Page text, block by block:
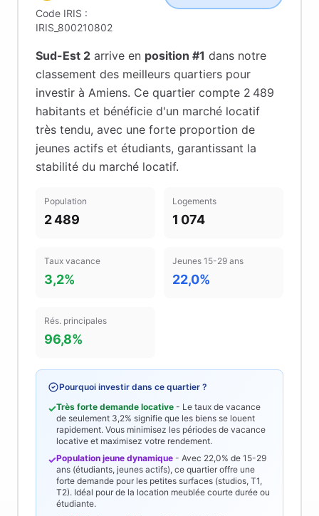
Code IRIS :
IRIS_800210802
Sud-Est 2 arrive en position #1 dans notre
classement des meilleurs quartiers pour
investir à Amiens. Ce quartier compte 2 489
habitants et bénéficie d'un marché locatif
très tendu, avec une forte proportion de
jeunes actifs et étudiants, garantissant la
stabilité du marché locatif.
Population
2 489
Logements
1 074
Taux vacance
3,2%
Jeunes 15-29 ans
22,0%
Rés. principales
96,8%
Pourquoi investir dans ce quartier ?
✓Très forte demande locative - Le taux de vacance
de seulement 3,2% signifie que les biens se louent
rapidement. Vous minimisez les périodes de vacance
locative et maximisez votre rendement.
✓Population jeune dynamique - Avec 22,0% de 15-29
ans (étudiants, jeunes actifs), ce quartier offre une
forte demande pour les petites surfaces (studios, T1,
T2). Idéal pour de la location meublée courte durée ou
étudiante.